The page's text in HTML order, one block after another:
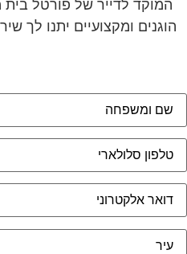
המוקד לדייר של פורטל בית
הוגנים ומקצועיים יתנו לך